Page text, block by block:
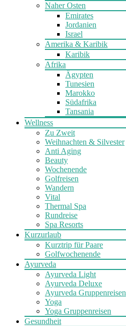
Naher Osten
Emirates
Jordanien
Israel
Amerika & Karibik
Karibik
Afrika
Ägypten
Tunesien
Marokko
Südafrika
Tansania
Wellness
Zu Zweit
Weihnachten & Silvester
Anti Aging
Beauty
Wochenende
Golfreisen
Wandern
Vital
Thermal Spa
Rundreise
Spa Resorts
Kurzurlaub
Kurztrip für Paare
Golfwochenende
Ayurveda
Ayurveda Light
Ayurveda Deluxe
Ayurveda Gruppenreisen
Yoga
Yoga Gruppenreisen
Gesundheit